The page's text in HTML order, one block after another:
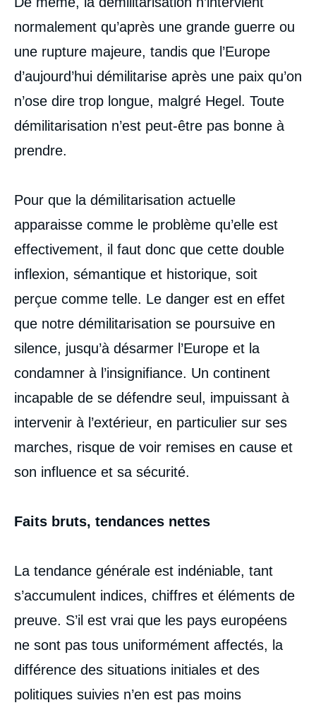
normalement qu’après une grande guerre ou
une rupture majeure, tandis que l’Europe
d’aujourd’hui démilitarise après une paix qu’on
n’ose dire trop longue, malgré Hegel. Toute
démilitarisation n’est peut-être pas bonne à
prendre.
Pour que la démilitarisation actuelle
apparaisse comme le problème qu’elle est
effectivement, il faut donc que cette double
inflexion, sémantique et historique, soit
perçue comme telle. Le danger est en effet
que notre démilitarisation se poursuive en
silence, jusqu’à désarmer l’Europe et la
condamner à l’insignifiance. Un continent
incapable de se défendre seul, impuissant à
intervenir à l’extérieur, en particulier sur ses
marches, risque de voir remises en cause et
son influence et sa sécurité.
Faits bruts, tendances nettes
La tendance générale est indéniable, tant
s’accumulent indices, chiffres et éléments de
preuve. S’il est vrai que les pays européens
ne sont pas tous uniformément affectés, la
différence des situations initiales et des
politiques suivies n’en est pas moins